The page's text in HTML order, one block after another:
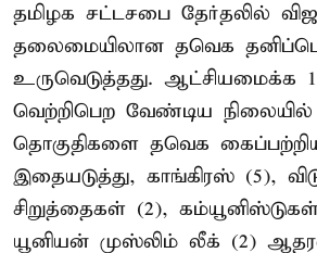
தமிழக சட்டசபை தேர்தலில்
தலைமையிலான தவெக
உருவெடுத்தது. ஆட்சியமைக்க
வெற்றிபெற வேண்டிய நிலையில்
தொகுதிகளை தவெக
இதையடுத்து, காங்கிரஸ் (5),
சிறுத்தைகள் (2),
யூனியன் முஸ்லிம் லீக் (2)